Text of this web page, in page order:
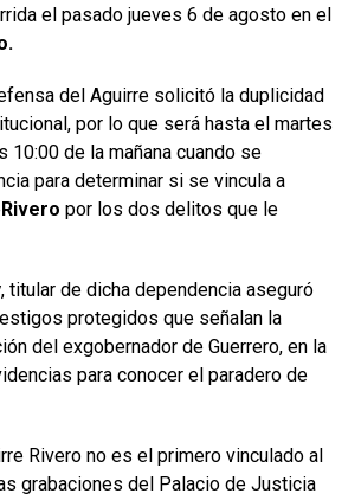
el pasado jueves 6 de agosto en el
del Aguirre solicitó la duplicidad
por lo que será hasta el martes
10:00 de la mañana cuando se
para determinar si se vincula a
Rivero por los dos delitos que le
, titular de dicha dependencia aseguró
protegidos que señalan la
del exgobernador de Guerrero, en la
para conocer el paradero de
Rivero no es el primero vinculado al
grabaciones del Palacio de Justicia